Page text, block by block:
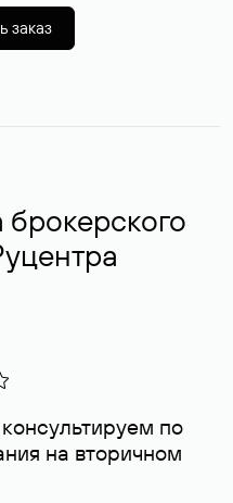
заказ
по
на вторичном